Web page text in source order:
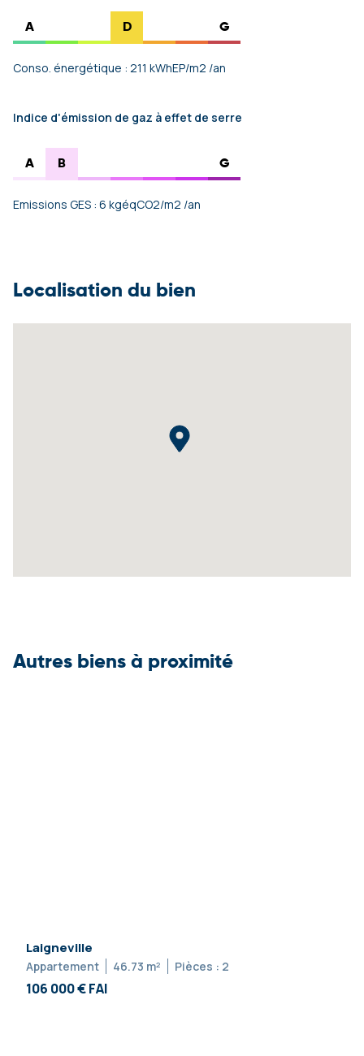
A D G
Conso. énergétique : 211 kWhEP/m2 /an
Indice d'émission de gaz à effet de serre
A B G
Emissions GES : 6 kgéqCO2/m2 /an
Localisation du bien
Autres biens à proximité
Laigneville
Appartement 46.73 m² Pièces : 2
106 000 € FAI